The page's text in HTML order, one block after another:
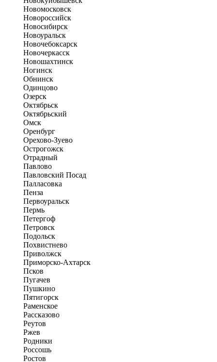
Новомосковск
Новороссийск
Новосибирск
Новоуральск
Новочебоксарск
Новочеркасск
Новошахтинск
Ногинск
Обнинск
Одинцово
Озерск
Октябрьск
Октябрьский
Омск
Оренбург
Орехово-Зуево
Острогожск
Отрадный
Павлово
Павловский Посад
Палласовка
Пенза
Первоуральск
Пермь
Петергоф
Петровск
Подольск
Похвистнево
Приволжск
Приморско-Ахтарск
Псков
Пугачев
Пушкино
Пятигорск
Раменское
Рассказово
Реутов
Ржев
Родники
Россошь
Ростов